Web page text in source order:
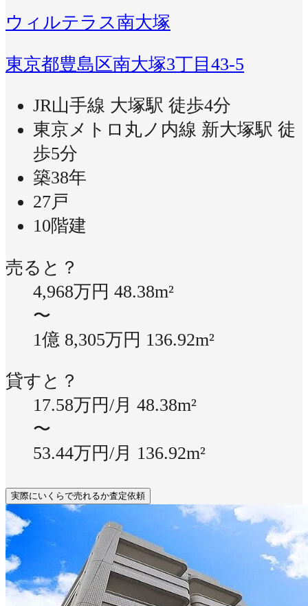
ウィルテラス南大塚
東京都豊島区南大塚3丁目43-5
JR山手線 大塚駅 徒歩4分
東京メトロ丸ノ内線 新大塚駅 徒
歩5分
築38年
27戸
10階建
売ると？
4,968万円 48.38m²
〜
1億 8,305万円 136.92m²
貸すと？
17.58万円/月 48.38m²
〜
53.44万円/月 136.92m²
実際にいくらで売れるか査定依頼